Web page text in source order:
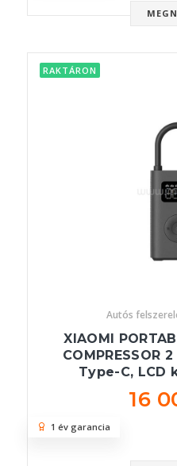
RAKTÁRON
Autós
XIAOMI
COMPRESSOR
Type-C, LCD
16
1 év garancia